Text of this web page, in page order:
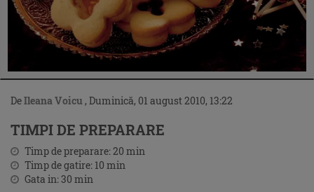
DeIleana Voicu , Duminică, 01 august 2010, 13:22
TIMPI DE PREPARARE
Timp de preparare:20 min
Timp de gatire: 10 min
Gata in:30 min